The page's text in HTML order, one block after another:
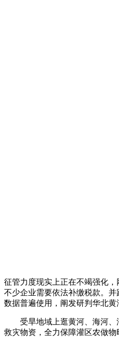
征管力度现实上正在不竭强化
不少企业需要依法补缴税款。
数据普遍使用，阐发研判华北
受旱地域上逛黄河、海河、淮
救灾物资，全力保障灌区农做